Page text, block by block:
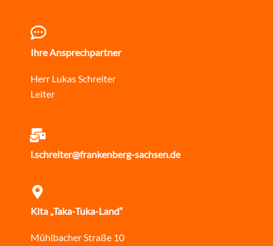
Ihre Ansprechpartner
Herr Lukas Schreiter
Leiter
l.schreiter@frankenberg-sachsen.de
Kita „Taka-Tuka-Land“
Mühlbacher Straße 10